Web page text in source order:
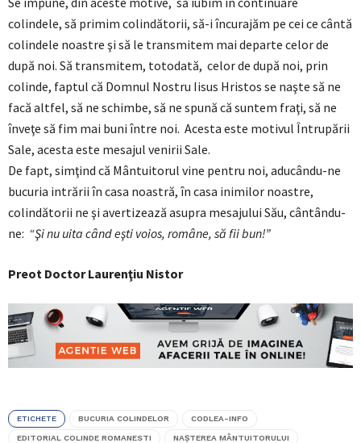
colindele, să primim colindătorii, să-i încurajăm pe cei ce cântă
colindele noastre şi să le transmitem mai departe celor de
după noi. Să transmitem, totodată, celor de după noi, prin
colinde, faptul că Domnul Nostru Iisus Hristos se naşte să ne
facă altfel, să ne schimbe, să ne spună că suntem fraţi, să ne
înveţe să fim mai buni între noi. Acesta este motivul Întrupării
Sale, acesta este mesajul venirii Sale.
De fapt, simţind că Mântuitorul vine pentru noi, aducându-ne
bucuria intrării în casa noastră, în casa inimilor noastre,
colindătorii ne şi avertizează asupra mesajului Său, cântându-
ne: “Şi nu uita când eşti voios, române, să fii bun!”
Preot Doctor Laurenţiu Nistor
ETICHETE BUCURIA COLINDELOR CODLEA-INFO
EDITORIAL COLINDE ROMANESTI NAŞTEREA MÂNTUITORULUI